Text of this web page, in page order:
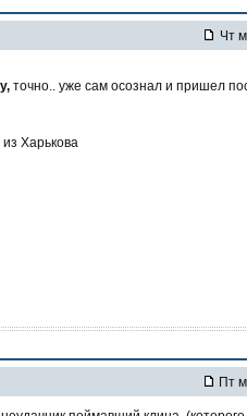
Чт
точно.. уже сам осознал и пришел
из Харькова
Пт